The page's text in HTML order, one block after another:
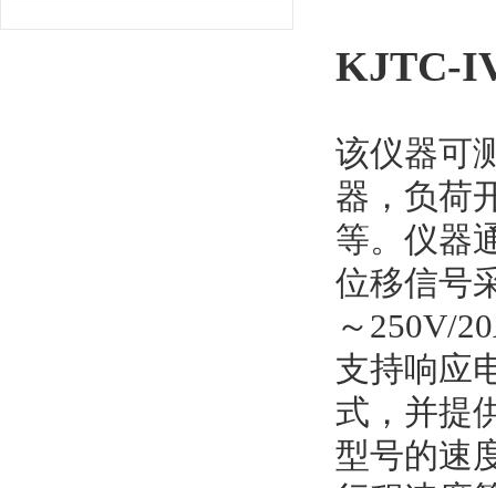
KJTC-
该仪器可
器，负荷
等。仪器
位移信号
～250V/
支持响应
式，并提
型号的速